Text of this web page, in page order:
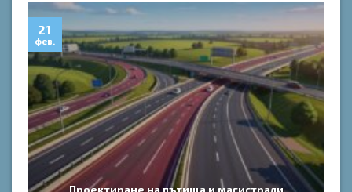
21
фев.